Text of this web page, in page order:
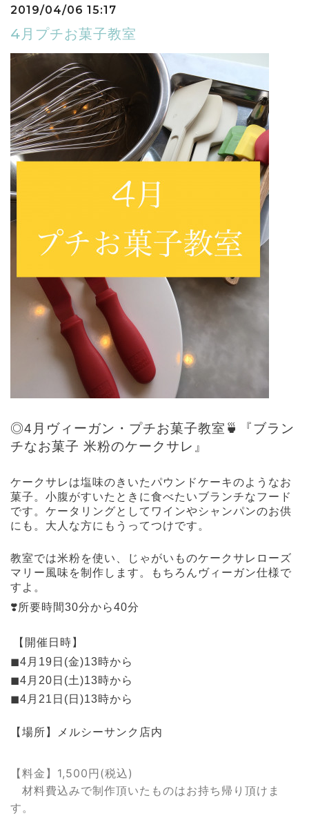
2019/04/06 15:17
4月プチお菓子教室
◎4月ヴィーガン・プチお菓子教室🍵『ブラン
チなお菓子 米粉のケークサレ』
ケークサレは塩味のきいたパウンドケーキのようなお
菓子。小腹がすいたときに食べたいブランチなフード
です。ケータリングとしてワインやシャンパンのお供
にも。大人な方にもうってつけです。
教室では米粉を使い、じゃがいものケークサレローズ
マリー風味を制作します。もちろんヴィーガン仕様で
すよ。
❣️所要時間30分から40分
【開催日時】
◼︎4月19日(金)13時から
◼︎4月20日(土)13時から
◼︎4月21日(日)13時から
【場所】メルシーサンク店内
【料金】1,500円(税込)
材料費込みで制作頂いたものはお持ち帰り頂けま
す。